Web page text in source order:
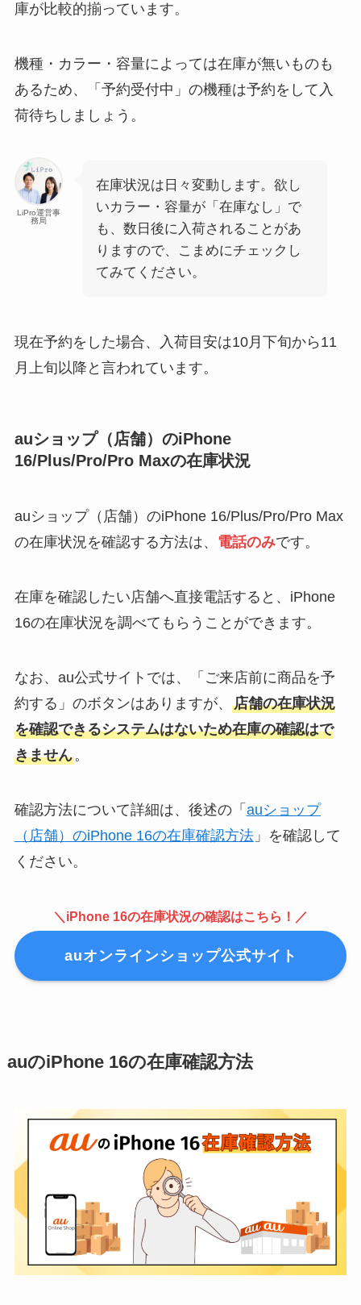
庫が比較的揃っています。
機種・カラー・容量によっては在庫が無いものも
あるため、「予約受付中」の機種は予約をして入
荷待ちしましょう。
LiPro運営事
務局
在庫状況は日々変動します。欲し
いカラー・容量が「在庫なし」で
も、数日後に入荷されることがあ
りますので、こまめにチェックし
てみてください。
現在予約をした場合、入荷目安は10月下旬から11
月上旬以降と言われています。
auショップ（店舗）のiPhone
16/Plus/Pro/Pro Maxの在庫状況
auショップ（店舗）のiPhone 16/Plus/Pro/Pro Max
の在庫状況を確認する方法は、 電話のみです。
在庫を確認したい店舗へ直接電話すると、iPhone
16の在庫状況を調べてもらうことができます。
なお、au公式サイトでは、「ご来店前に商品を予
約する」のボタンはありますが、 店舗の在庫状況
を確認できるシステムはないため在庫の確認はで
きません。
確認方法について詳細は、後述の「 auショップ
（店舗）のiPhone 16の在庫確認方法」を確認して
ください。
＼iPhone 16の在庫状況の確認はこちら！／
auオンラインショップ公式サイト
auのiPhone 16の在庫確認方法